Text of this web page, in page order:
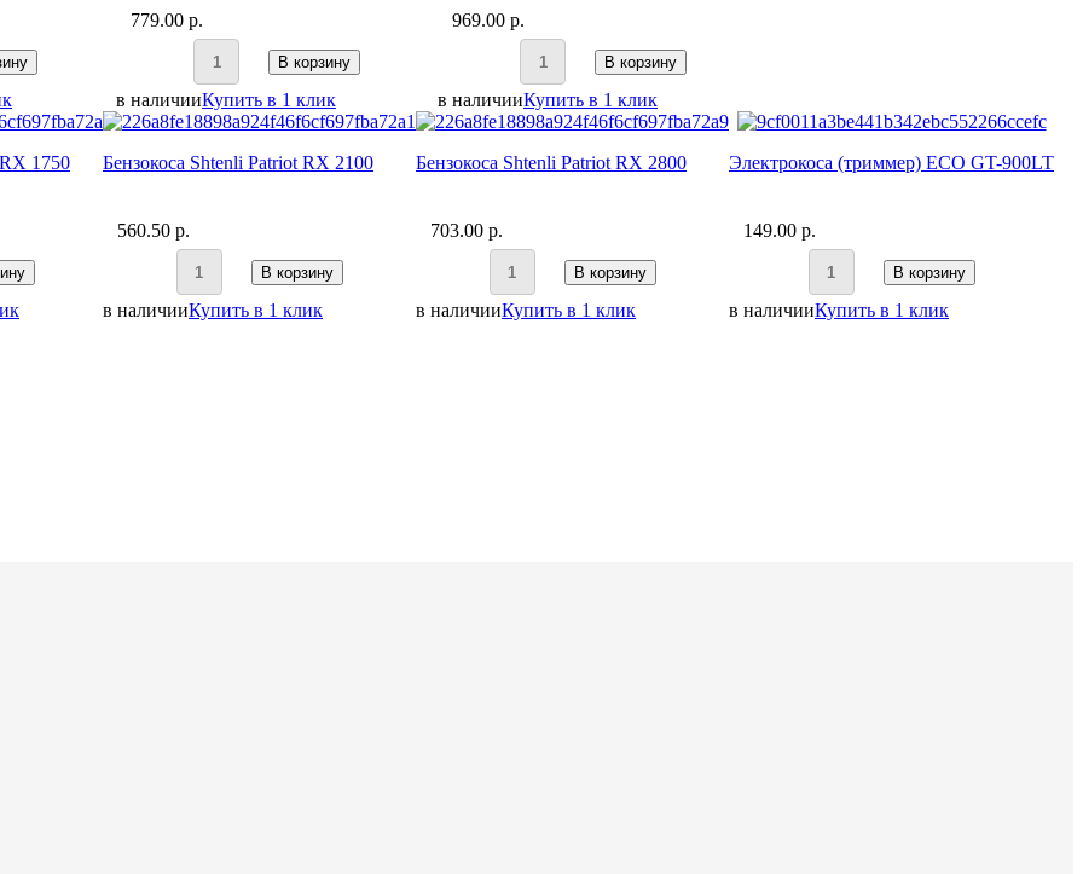
779.00 p.
В корзину
в наличииКупить в 1 клик
969.00 p.
В корзину
в наличииКупить в 1 клик
1750 Бензокоса Shtenli Patriot RX 2100
560.50 p.
В корзину
в наличииКупить в 1 клик
Бензокоса Shtenli Patriot RX 2800
703.00 p.
В корзину
в наличииКупить в 1 клик
Электрокоса (триммер) ECO GT-900LT
149.00 p.
В корзину
в наличииКупить в 1 клик